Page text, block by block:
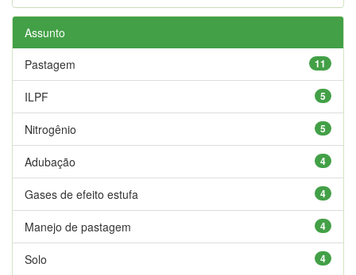
Assunto
11
Pastagem
5
ILPF
5
Nitrogênio
4
Adubação
4
Gases de efeito estufa
4
Manejo de pastagem
4
Solo